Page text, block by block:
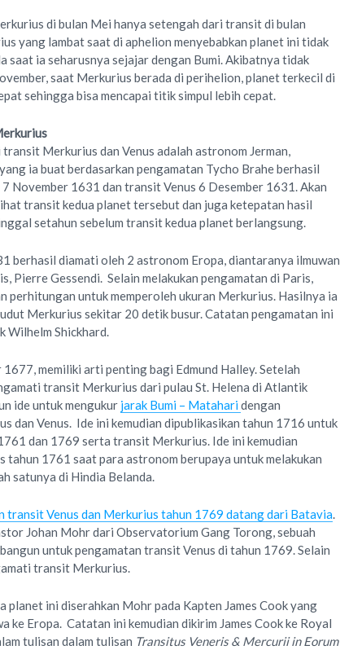
di bulan Mei hanya setengah dari transit di bulan
yang lambat saat di aphelion menyebabkan planet ini tidak
saat ia seharusnya sejajar dengan Bumi. Akibatnya tidak
saat Merkurius berada di perihelion, planet terkecil di
sehingga bisa mencapai titik simpul lebih cepat.
Merkurius dan Venus adalah astronom Jerman,
ia buat berdasarkan pengamatan Tycho Brahe berhasil
November 1631 dan transit Venus 6 Desember 1631. Akan
transit kedua planet tersebut dan juga ketepatan hasil
setahun sebelum transit kedua planet berlangsung.
berhasil diamati oleh 2 astronom Eropa, diantaranya ilmuwan
Pierre Gessendi. Selain melakukan pengamatan di Paris,
perhitungan untuk memperoleh ukuran Merkurius. Hasilnya ia
Merkurius sekitar 20 detik busur. Catatan pengamatan ini
Wilhelm Shickhard.
memiliki arti penting bagi Edmund Halley. Setelah
transit Merkurius dari pulau St. Helena di Atlantik
ide untuk mengukur jarak Bumi – Mataharidengan
dan Venus. Ide ini kemudian dipublikasikan tahun 1716 untuk
dan 1769 serta transit Merkurius. Ide ini kemudian
tahun 1761 saat para astronom berupaya untuk melakukan
satunya di Hindia Belanda.
transit Venus dan Merkurius tahun 1769 datang dari Batavia.
Johan Mohr dari Observatorium Gang Torong, sebuah
untuk pengamatan transit Venus di tahun 1769. Selain
transit Merkurius.
planet ini diserahkan Mohr pada Kapten James Cook yang
ke Eropa. Catatan ini kemudian dikirim James Cook ke Royal
tulisan dalam tulisan Transitus Veneris & Mercurii in Eorum